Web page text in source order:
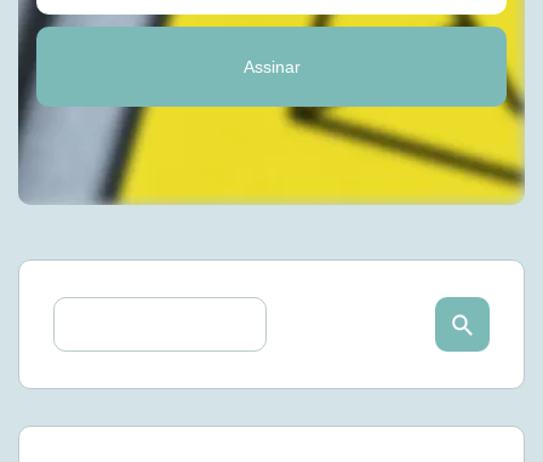
Assinar